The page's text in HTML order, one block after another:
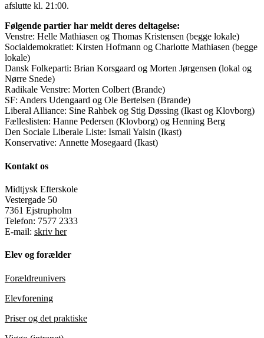
afslutte kl. 21:00.
Følgende partier har meldt deres deltagelse:
Venstre: Helle Mathiasen og Thomas Kristensen (begge lokale)
Socialdemokratiet: Kirsten Hofmann og Charlotte Mathiasen (begge
lokale)
Dansk Folkeparti: Brian Korsgaard og Morten Jørgensen (lokal og
Nørre Snede)
Radikale Venstre: Morten Colbert (Brande)
SF: Anders Udengaard og Ole Bertelsen (Brande)
Liberal Alliance: Sine Rahbek og Stig Døssing (Ikast og Klovborg)
Fælleslisten: Hanne Pedersen (Klovborg) og Henning Berg
Den Sociale Liberale Liste: Ismail Yalsin (Ikast)
Konservative: Annette Mosegaard (Ikast)
Kontakt os
Midtjysk Efterskole
Vestergade 50
7361 Ejstrupholm
Telefon: 7577 2333
E-mail: skriv her
Elev og forælder
Forældreunivers
Elevforening
Priser og det praktiske